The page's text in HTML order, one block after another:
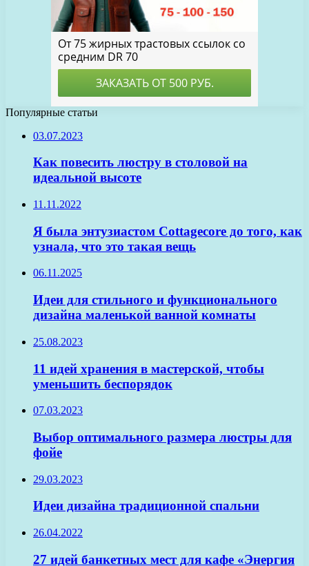
Популярные статьи
03.07.2023
Как повесить люстру в столовой на
идеальной высоте
11.11.2022
Я была энтузиастом Cottagecore до того, как
узнала, что это такая вещь
06.11.2025
Идеи для стильного и функционального
дизайна маленькой ванной комнаты
25.08.2023
11 идей хранения в мастерской, чтобы
уменьшить беспорядок
07.03.2023
Выбор оптимального размера люстры для
фойе
29.03.2023
Идеи дизайна традиционной спальни
26.04.2022
27 идей банкетных мест для кафе «Энергия